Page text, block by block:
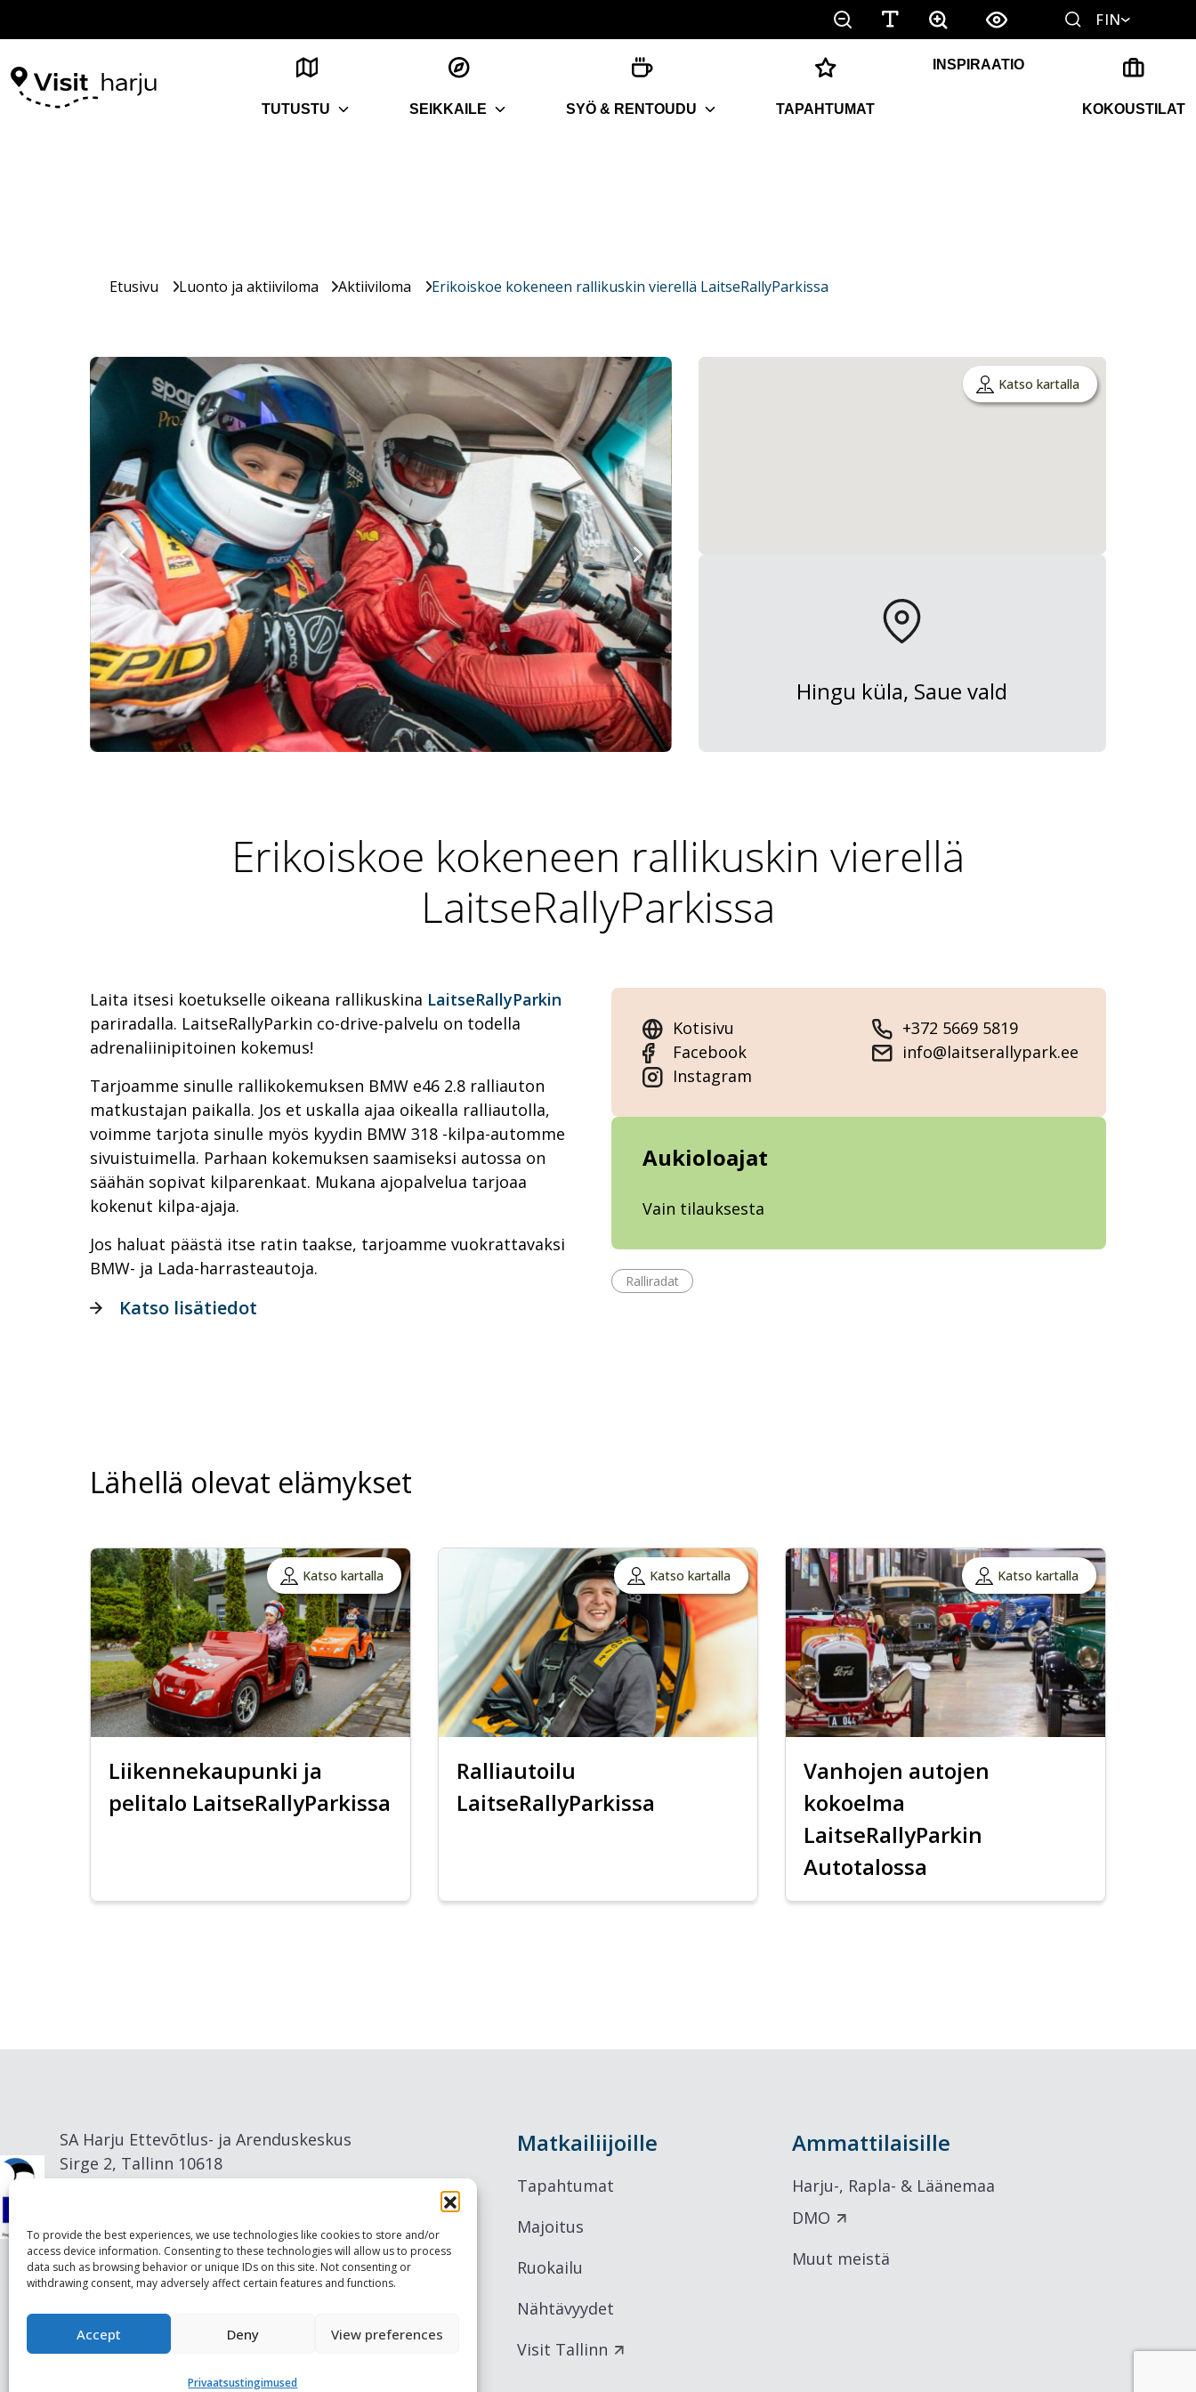
To provide the best experiences, we use technologies like cookies to store and/or
access device information. Consenting to these technologies will allow us to process
data such as browsing behavior or unique IDs on this site. Not consenting or
withdrawing consent, may adversely affect certain features and functions.
Accept Deny View preferences
Privaatsustingimused
FIN
TUTUSTU SEIKKAILE SYÖ & RENTOUDU TAPAHTUMAT
INSPIRAATIO
KOKOUSTILAT
Etusivu Luonto ja aktiiviloma Aktiiviloma Erikoiskoe kokeneen rallikuskin vierellä LaitseRallyParkissa
Katso kartalla
Hingu küla, Saue vald
Erikoiskoe kokeneen rallikuskin vierellä
LaitseRallyParkissa
Laita itsesi koetukselle oikeana rallikuskina LaitseRallyParkin
pariradalla. LaitseRallyParkin co-drive-palvelu on todella
adrenaliinipitoinen kokemus!
Tarjoamme sinulle rallikokemuksen BMW e46 2.8 ralliauton
matkustajan paikalla. Jos et uskalla ajaa oikealla ralliautolla,
voimme tarjota sinulle myös kyydin BMW 318 -kilpa-automme
sivuistuimella. Parhaan kokemuksen saamiseksi autossa on
säähän sopivat kilparenkaat. Mukana ajopalvelua tarjoaa
kokenut kilpa-ajaja.
Jos haluat päästä itse ratin taakse, tarjoamme vuokrattavaksi
BMW- ja Lada-harrasteautoja.
Kotisivu
Facebook
Instagram
+372 5669 5819
info@laitserallypark.ee
Aukioloajat
Vain tilauksesta
Ralliradat
Katso lisätiedot
Lähellä olevat elämykset
Katso kartalla
Liikennekaupunki ja
pelitalo LaitseRallyParkissa
Katso kartalla
Ralliautoilu
LaitseRallyParkissa
Katso kartalla
Vanhojen autojen
kokoelma
LaitseRallyParkin
Autotalossa
SA Harju Ettevõtlus- ja Arenduskeskus
Sirge 2, Tallinn 10618
Matkailiijoille
Tapahtumat
Majoitus
Ruokailu
Nähtävyydet
Visit Tallinn
Ammattilaisille
Harju-, Rapla- & Läänemaa
DMO
Muut meistä